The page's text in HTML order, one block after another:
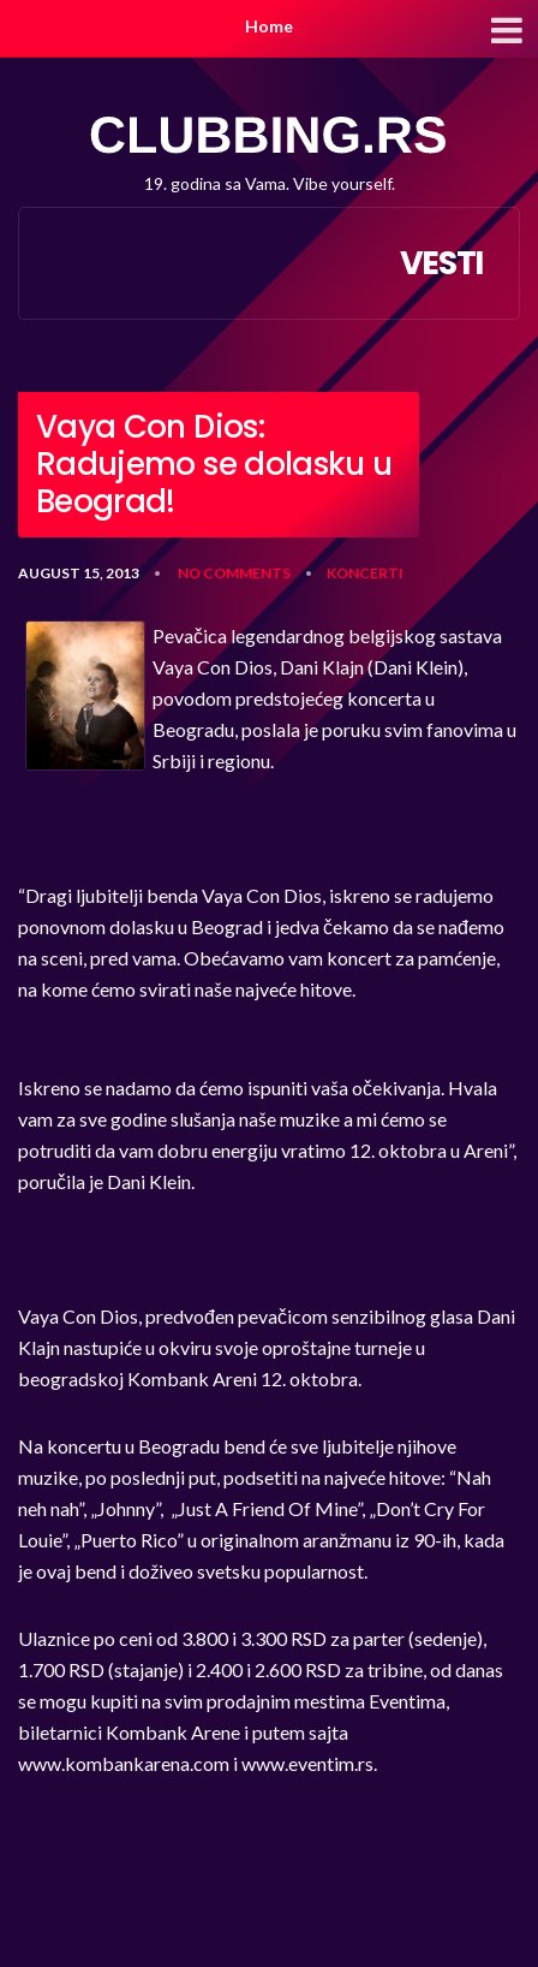
Home
19. godina sa Vama. Vibe yourself.
VESTI
Vaya Con Dios:
Radujemo se dolasku u
Beograd!
AUGUST 15, 2013 • NO COMMENTS • KONCERTI
Pevačica legendardnog belgijskog sastava
Vaya Con Dios, Dani Klajn (Dani Klein),
povodom predstojećeg koncerta u
Beogradu, poslala je poruku svim fanovima u
Srbiji i regionu.
“Dragi ljubitelji benda Vaya Con Dios, iskreno se radujemo
ponovnom dolasku u Beograd i jedva čekamo da se nađemo
na sceni, pred vama. Obećavamo vam koncert za pamćenje,
na kome ćemo svirati naše najveće hitove.
Iskreno se nadamo da ćemo ispuniti vaša očekivanja. Hvala
vam za sve godine slušanja naše muzike a mi ćemo se
potruditi da vam dobru energiju vratimo 12. oktobra u Areni”,
poručila je Dani Klein.
Vaya Con Dios, predvođen pevačicom senzibilnog glasa Dani
Klajn nastupiće u okviru svoje oproštajne turneje u
beogradskoj Kombank Areni 12. oktobra.
Na koncertu u Beogradu bend će sve ljubitelje njihove
muzike, po poslednji put, podsetiti na najveće hitove: “Nah
neh nah”, „Johnny”, „Just A Friend Of Mine”, „Don’t Cry For
Louie”, „Puerto Rico” u originalnom aranžmanu iz 90-ih, kada
je ovaj bend i doživeo svetsku popularnost.
Ulaznice po ceni od 3.800 i 3.300 RSD za parter (sedenje),
1.700 RSD (stajanje) i 2.400 i 2.600 RSD za tribine, od danas
se mogu kupiti na svim prodajnim mestima Eventima,
biletarnici Kombank Arene i putem sajta
www.kombankarena.com i www.eventim.rs.